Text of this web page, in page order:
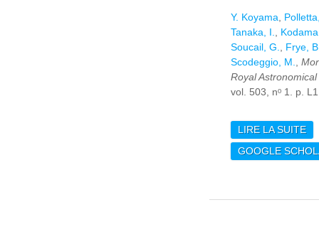
Y. Koyama
Tanaka, I.
Soucail, G.
Frye,
Scodeggio, M.
Royal
vol. 503, nᵒ 1. p.
LIRE LA SUITE
GOOGLE